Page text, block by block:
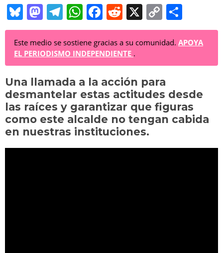
Bl
u
e
sk
y
M
a
st
o
d
o
n
T
el
e
gr
a
m
W
h
at
s
A
p
p
F
a
c
e
b
o
o
k
R
e
d
di
t
X C
o
p
Li
n
k
o
m
tir
Este medio se sostiene gracias a su comunidad. APOYA
EL PERIODISMO INDEPENDIENTE .
Una llamada a la acción para
desmantelar estas actitudes desde
las raíces y garantizar que figuras
como este alcalde no tengan cabida
en nuestras instituciones.